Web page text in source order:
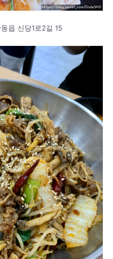
읍 신당1로2길 15